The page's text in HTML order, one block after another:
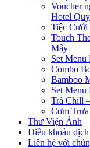
Voucher
Hotel
Tiệc Cưới
Touch
Mây
Set
Combo
Bamboo
Set
Trà Chill
Cơm
Thư Viện Ảnh
Điều khoản
Liên hệ với